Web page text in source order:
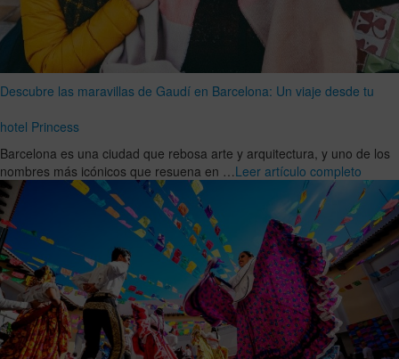
Descubre las maravillas de Gaudí en Barcelona: Un viaje desde tu
hotel Princess
Barcelona es una ciudad que rebosa arte y arquitectura, y uno de los
nombres más icónicos que resuena en …Leer artículo completo